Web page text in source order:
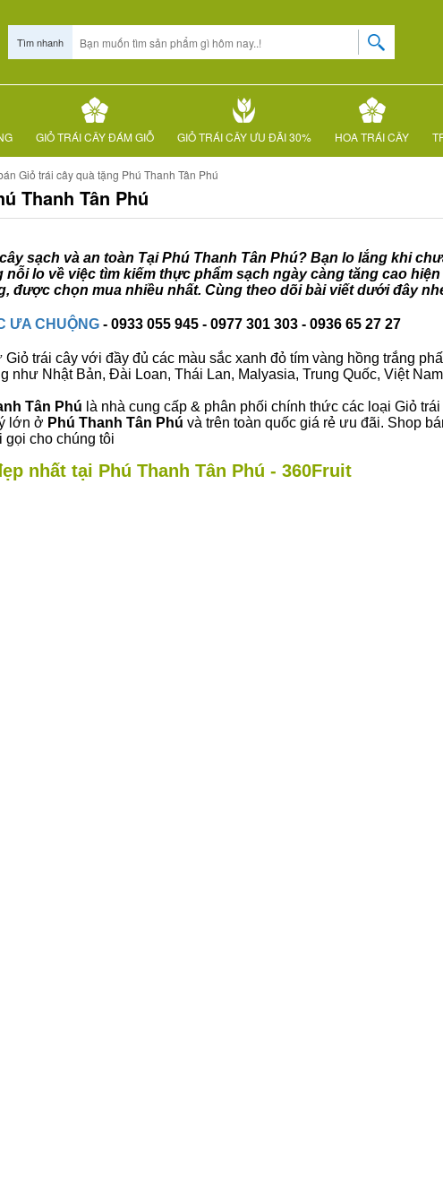
Tìm nhanh
GIỎ TRÁI CÂY ĐÁM GIỖ GIỎ TRÁI CÂY ƯU ĐÃI 30% HOA TRÁI CÂY
Giỏ trái cây quà tặng Phú Thanh Tân Phú
Thanh Tân Phú
sạch và an toàn Tại Phú Thanh Tân Phú? Bạn lo lắng khi
lo về việc tìm kiếm thực phẩm sạch ngày càng tăng cao
được chọn mua nhiều nhất. Cùng theo dõi bài viết dưới đây
ƯA CHUỘNG - 0933 055 945 - 0977 301 303 - 0936 65 27 27
trái cây với đầy đủ các màu sắc xanh đỏ tím vàng hồng trắng
như Nhật Bản, Đài Loan, Thái Lan, Malyasia, Trung Quốc, Việt
Tân Phú là nhà cung cấp & phân phối chính thức các loại Giỏ
lớn ở Phú Thanh Tân Phú và trên toàn quốc giá rẻ ưu đãi. Shop
gọi cho chúng tôi
nhất tại Phú Thanh Tân Phú - 360Fruit